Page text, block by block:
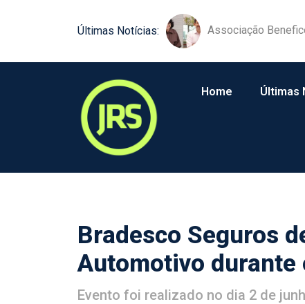
Últimas Notícias: JRS é reconhecido
Home Últimas
Bradesco Seguros
Automotivo durante
Evento foi realizado no dia 2 de